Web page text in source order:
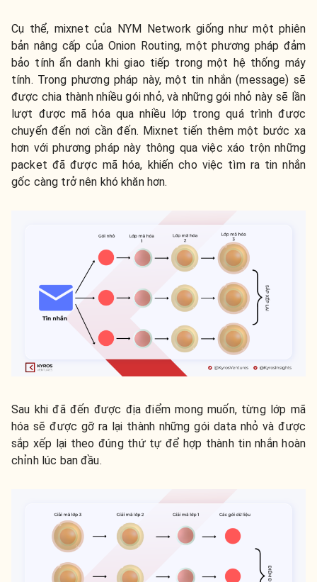
Cụ thể, mixnet của NYM Network giống như một phiên
bản nâng cấp của Onion Routing, một phương pháp đảm
bảo tính ẩn danh khi giao tiếp trong một hệ thống máy
tính. Trong phương pháp này, một tin nhắn (message) sẽ
được chia thành nhiều gói nhỏ, và những gói nhỏ này sẽ lần
lượt được mã hóa qua nhiều lớp trong quá trình được
chuyển đến nơi cần đến. Mixnet tiến thêm một bước xa
hơn với phương pháp này thông qua việc xáo trộn những
packet đã được mã hóa, khiến cho việc tìm ra tin nhắn
gốc càng trở nên khó khăn hơn.
Sau khi đã đến được địa điểm mong muốn, từng lớp mã
hóa sẽ được gỡ ra lại thành những gói data nhỏ và được
sắp xếp lại theo đúng thứ tự để hợp thành tin nhắn hoàn
chỉnh lúc ban đầu.